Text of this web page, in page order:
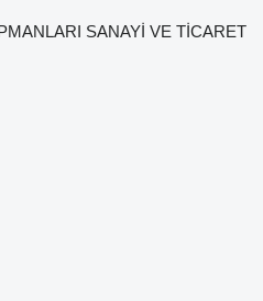
SANAYİ VE TİCARET